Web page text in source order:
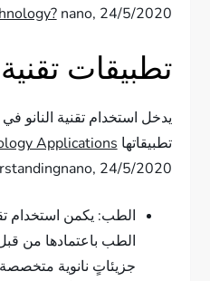
nano, 24/5/2020.
تطبيقات تقنية
يدخل استخدام تقنية النانو
تطبيقاتها Applications
24/5/2020:
الطب: يكمن استخدام
الطب باعتمادها من
جزيئاتٍ نانوية